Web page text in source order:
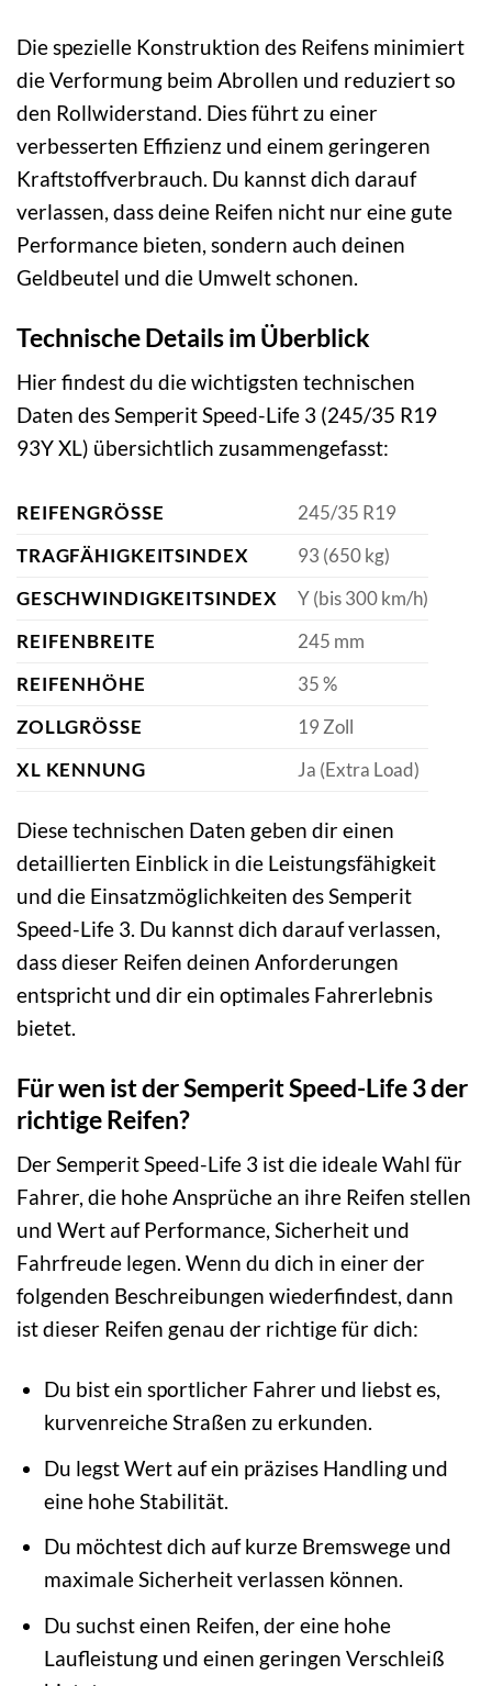
Die spezielle Konstruktion des Reifens minimiert
die Verformung beim Abrollen und reduziert so
den Rollwiderstand. Dies führt zu einer
verbesserten Effizienz und einem geringeren
Kraftstoffverbrauch. Du kannst dich darauf
verlassen, dass deine Reifen nicht nur eine gute
Performance bieten, sondern auch deinen
Geldbeutel und die Umwelt schonen.
Technische Details im Überblick
Hier findest du die wichtigsten technischen
Daten des Semperit Speed-Life 3 (245/35 R19
93Y XL) übersichtlich zusammengefasst:
REIFENGRÖSSE
245/35 R19
TRAGFÄHIGKEITSINDEX
93 (650 kg)
GESCHWINDIGKEITSINDEX
Y (bis 300 km/h)
REIFENBREITE
245 mm
REIFENHÖHE
35 %
ZOLLGRÖSSE
19 Zoll
XL KENNUNG
Ja (Extra Load)
Diese technischen Daten geben dir einen
detaillierten Einblick in die Leistungsfähigkeit
und die Einsatzmöglichkeiten des Semperit
Speed-Life 3. Du kannst dich darauf verlassen,
dass dieser Reifen deinen Anforderungen
entspricht und dir ein optimales Fahrerlebnis
bietet.
Für wen ist der Semperit Speed-Life 3 der
richtige Reifen?
Der Semperit Speed-Life 3 ist die ideale Wahl für
Fahrer, die hohe Ansprüche an ihre Reifen stellen
und Wert auf Performance, Sicherheit und
Fahrfreude legen. Wenn du dich in einer der
folgenden Beschreibungen wiederfindest, dann
ist dieser Reifen genau der richtige für dich:
Du bist ein sportlicher Fahrer und liebst es,
kurvenreiche Straßen zu erkunden.
Du legst Wert auf ein präzises Handling und
eine hohe Stabilität.
Du möchtest dich auf kurze Bremswege und
maximale Sicherheit verlassen können.
Du suchst einen Reifen, der eine hohe
Laufleistung und einen geringen Verschleiß